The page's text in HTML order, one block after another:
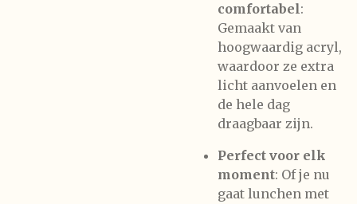
comfortabel:
Gemaakt van
hoogwaardig acryl,
waardoor ze extra
licht aanvoelen en
de hele dag
draagbaar zijn.
Perfect voor elk
moment: Of je nu
gaat lunchen met